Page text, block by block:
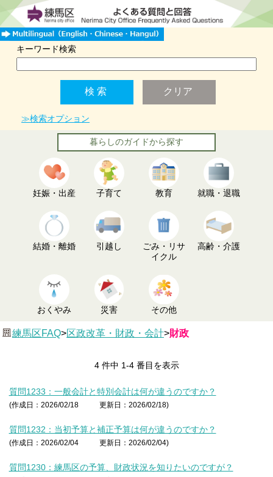
キーワード検索
≫検索オプション
暮らしのガイドから探す
妊娠・出産 子育て 教育 就職・退職
結婚・離婚 引越し
ごみ・リサ
イクル
高齢・介護
おくやみ 災害 その他
練馬区FAQ>区政改革・財政・会計>財政
4 件中 1-4 番目を表示
質問1233：一般会計と特別会計は何が違うのですか？
(作成日：2026/02/18 更新日：2026/02/18)
質問1232：当初予算と補正予算は何が違うのですか？
(作成日：2026/02/04 更新日：2026/02/04)
質問1230：練馬区の予算、財政状況を知りたいのですが？